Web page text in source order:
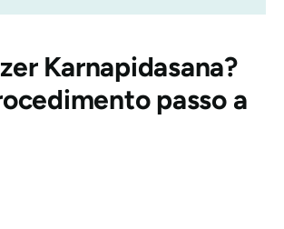
Karnapidasana?
passo a